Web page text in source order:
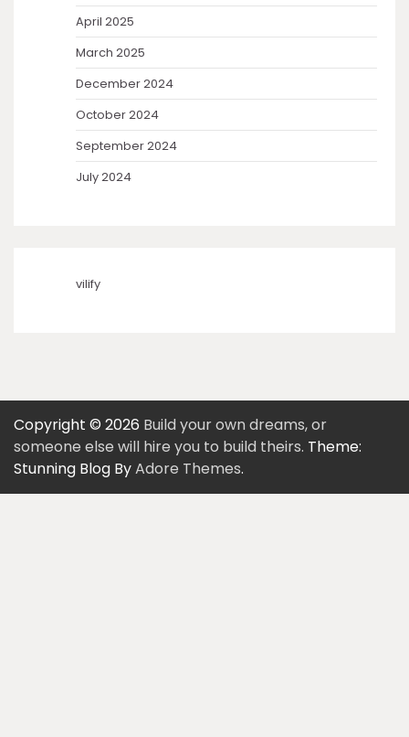
April 2025
March 2025
December 2024
October 2024
September 2024
July 2024
vilify
Copyright © 2026 Build your own dreams, or
someone else will hire you to build theirs. Theme:
Stunning Blog ByAdore Themes.